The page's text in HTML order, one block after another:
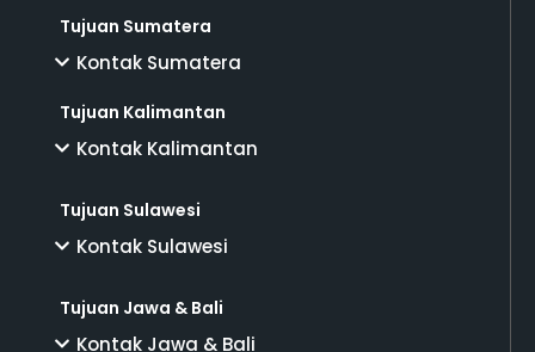
Tujuan Sumatera
Kontak Sumatera
Tujuan Kalimantan
Kontak Kalimantan
Tujuan Sulawesi
Kontak Sulawesi
Tujuan Jawa & Bali
Kontak Jawa & Bali